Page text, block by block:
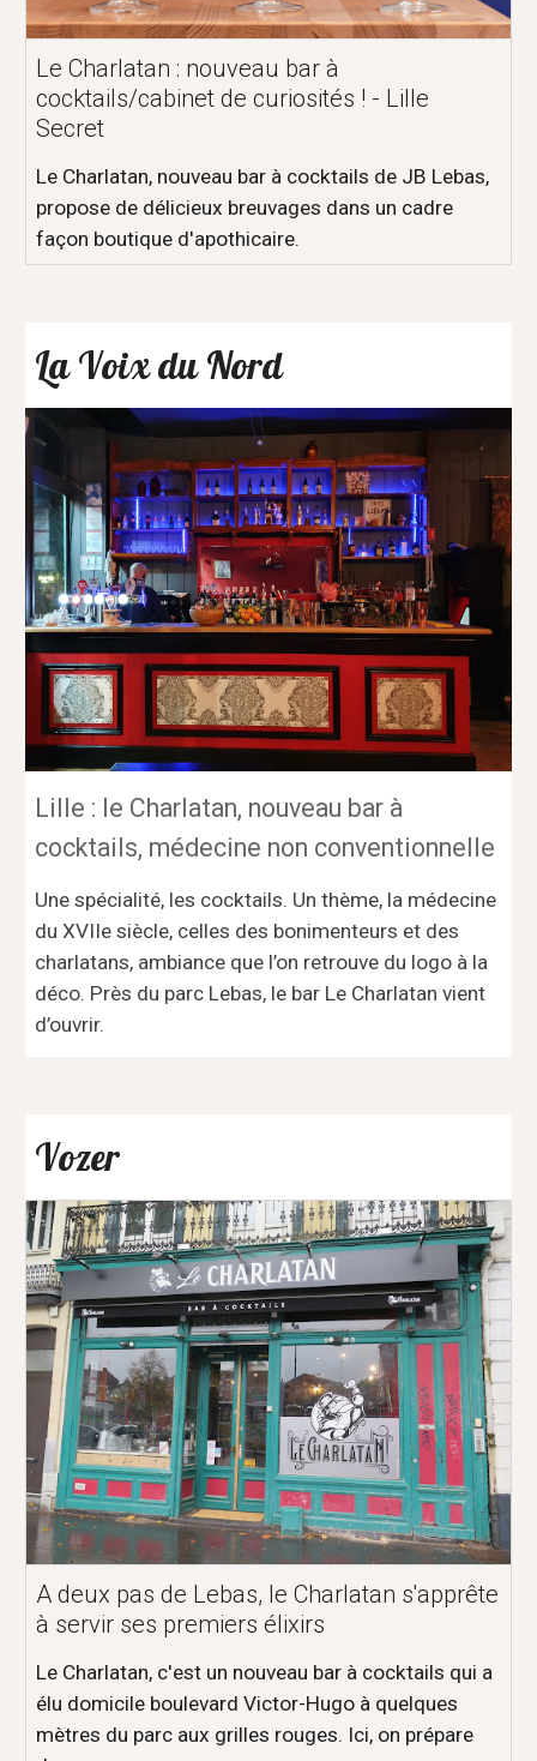
Le Charlatan : nouveau bar à
cocktails/cabinet de curiosités ! - Lille
Secret
Le Charlatan, nouveau bar à cocktails de JB Lebas,
propose de délicieux breuvages dans un cadre
façon boutique d'apothicaire.
La Voix du Nord
Lille : le Charlatan, nouveau bar à
cocktails, médecine non conventionnelle
Une spécialité, les cocktails. Un thème, la médecine
du XVIIe siècle, celles des bonimenteurs et des
charlatans, ambiance que l’on retrouve du logo à la
déco. Près du parc Lebas, le bar Le Charlatan vient
d’ouvrir.
Vozer
A deux pas de Lebas, le Charlatan s'apprête
à servir ses premiers élixirs
Le Charlatan, c'est un nouveau bar à cocktails qui a
élu domicile boulevard Victor-Hugo à quelques
mètres du parc aux grilles rouges. Ici, on prépare